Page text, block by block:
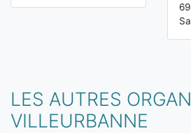
LES AUTRES
VILLEURBANNE